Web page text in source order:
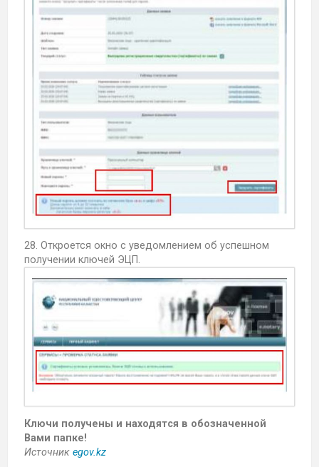
28. Откроется окно с уведомлением об успешном
получении ключей ЭЦП.
Ключи получены и находятся в обозначенной
Вами папке!
Источник egov.kz